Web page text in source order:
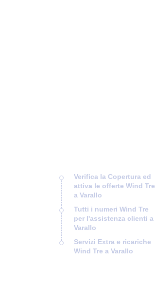
Verifica la Copertura ed
attiva le offerte Wind Tre
a Varallo
Tutti i numeri Wind Tre
per l'assistenza clienti a
Varallo
Servizi Extra e ricariche
Wind Tre a Varallo